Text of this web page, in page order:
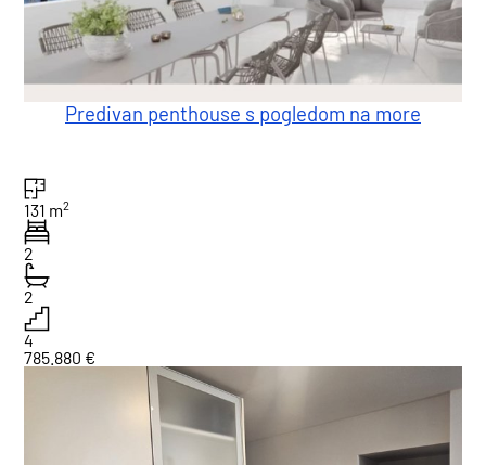
Predivan penthouse s pogledom na more
131 m2
2
2
4
785.880 €